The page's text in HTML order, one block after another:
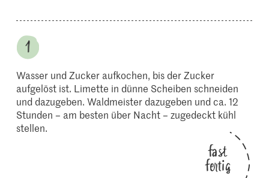
Wasser und Zucker aufkochen, bis der Zucker
aufgelöst ist. Limette in dünne Scheiben schneiden
und dazugeben. Waldmeister dazugeben und ca. 12
Stunden – am besten über Nacht – zugedeckt kühl
stellen.
fast
fertig